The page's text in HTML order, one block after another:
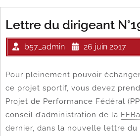
Lettre du dirigeant
b57_admin 26 juin 2017
Pour pleinement pouvoir
ce projet sportif, vous devez
Projet de Performance Fédéral
conseil d’administration de la
dernier, dans la nouvelle lettre du